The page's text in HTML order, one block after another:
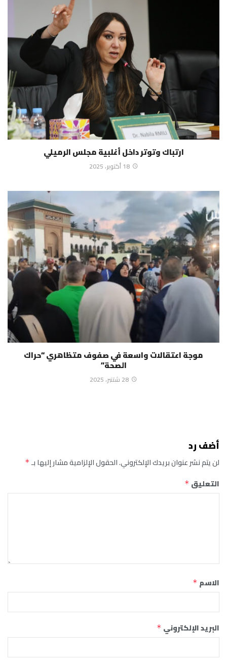
ارتباك وتوتر داخل أغلبية مجلس الرميلي
18 أكتوبر، 2025
موجة اعتقالات واسعة في صفوف متظاهري “حراك
الصحة”
28 شتنبر، 2025
أضف رد
لن يتم نشر عنوان بريدك الإلكتروني.الحقول الإلزامية مشار إليها بـ*
التعليق *
الاسم *
البريد الإلكتروني *